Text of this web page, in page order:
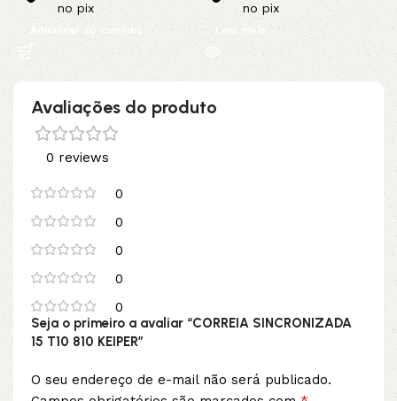
no pix
Adicionar ao carrinho
no pix
Leia mais
Avaliações do produto
0 reviews
0
0
0
0
0
Seja o primeiro a avaliar “CORREIA SINCRONIZADA
15 T10 810 KEIPER”
O seu endereço de e-mail não será publicado.